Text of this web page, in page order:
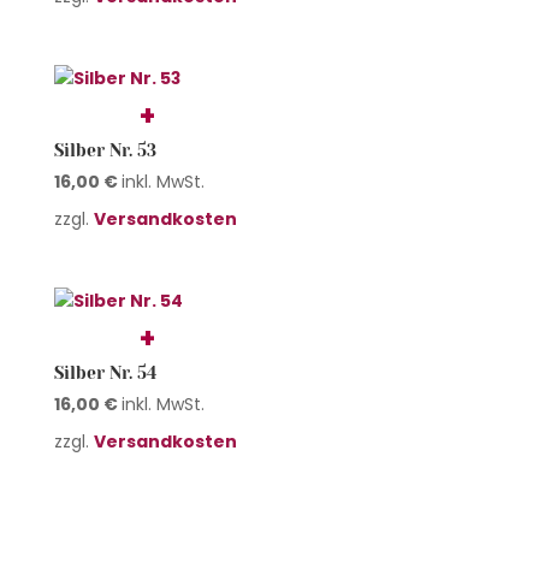
Silber Nr. 53
16,00 €inkl. MwSt.
zzgl. Versandkosten
Silber Nr. 54
16,00 €inkl. MwSt.
zzgl. Versandkosten